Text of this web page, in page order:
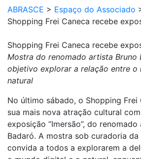
ABRASCE > Espaço do Associado
Shopping Frei Caneca recebe
Shopping Frei Caneca recebe
Mostra do renomado artista Bruno
objetivo explorar a relação entre o
natural
No último sábado, o Shopping Frei
sua mais nova atração cultural
exposição “Imersão”, do
Badaró. A mostra sob curadoria
convida a todos a explorarem a